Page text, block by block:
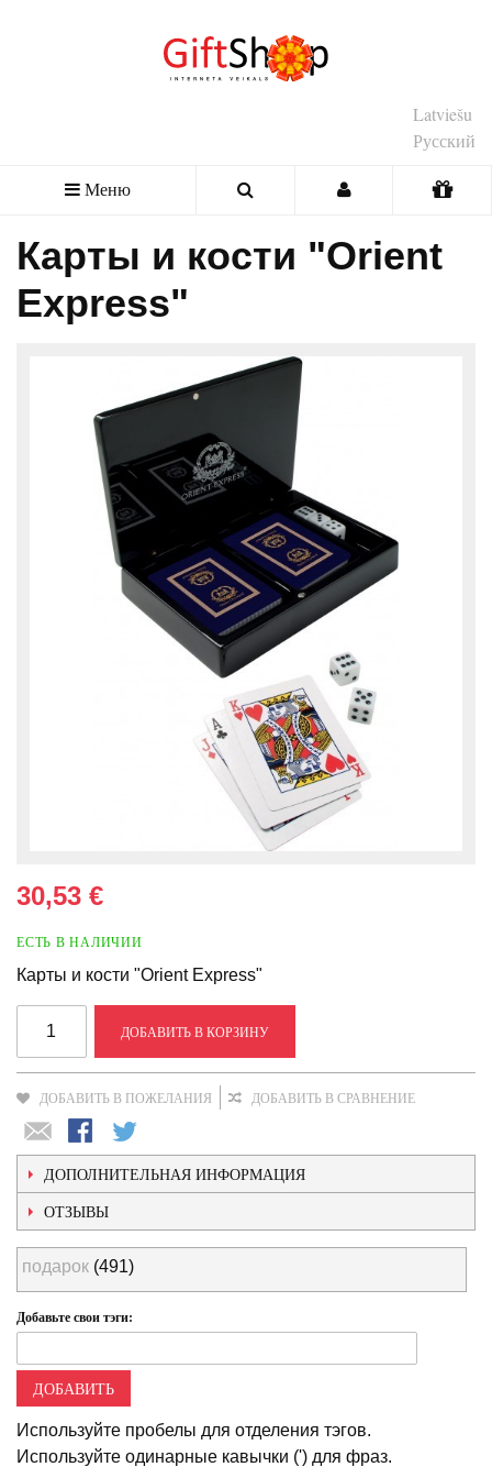
Latviešu
Русский
Меню
Карты и кости "Orient
Express"
30,53 €
ЕСТЬ В НАЛИЧИИ
Карты и кости "Orient Express"
ДОБАВИТЬ В КОРЗИНУ
ДОБАВИТЬ В ПОЖЕЛАНИЯ ДОБАВИТЬ В СРАВНЕНИЕ
ДОПОЛНИТЕЛЬНАЯ ИНФОРМАЦИЯ
ОТЗЫВЫ
подарок (491)
Добавьте свои тэги:
ДОБАВИТЬ
Используйте пробелы для отделения тэгов.
Используйте одинарные кавычки (') для фраз.